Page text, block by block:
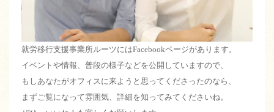
就労移行支援事業所ルーツにはFacebookページがあります。
イベントや情報、普段の様子などを公開していますので、
もしあなたがオフィスに来ようと思ってくださったのなら、
まずご覧になって雰囲気、詳細を知ってみてくださいね。